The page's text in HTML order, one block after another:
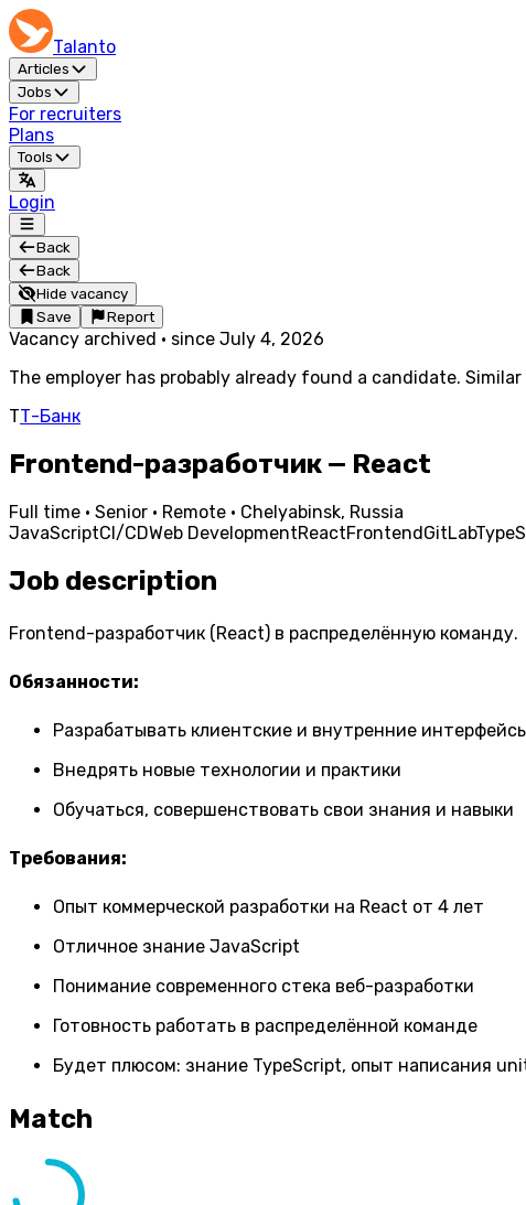
Talanto
Articles
Jobs
For recruiters
Plans
Tools
Login
Back
Back
Hide vacancy
Save
Report
Vacancy archived · since July 4, 2026
The employer has probably already found a candidate.
ТТ-Банк
Frontend-разработчик — React
Full time · Senior · Remote · Chelyabinsk, Russia
JavaScriptCI/CDWeb DevelopmentReactFrontendGitLab
Job description
Frontend-разработчик (React) в распределённую команду.
Обязанности:
Разрабатывать клиентские и внутренние
Внедрять новые технологии и практики
Обучаться, совершенствовать свои знания и навыки
Требования:
Опыт коммерческой разработки на React от 4 лет
Отличное знание JavaScript
Понимание современного стека веб-разработки
Готовность работать в распределённой команде
Будет плюсом: знание TypeScript, опыт написания
Match